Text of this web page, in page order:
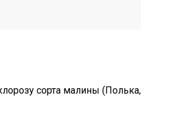
сорта малины (Полька,